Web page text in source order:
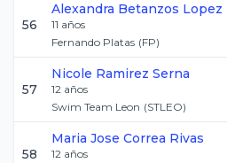
56
Alexandra Betanzos Lopez
11 años
Fernando Platas (FP)
57
Nicole Ramirez Serna
12 años
Swim Team Leon (STLEO)
58
Maria Jose Correa Rivas
12 años